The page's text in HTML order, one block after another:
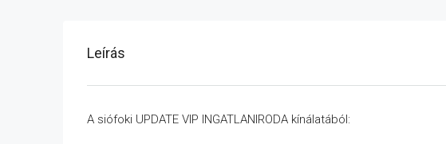
Leírás
A siófoki UPDATE VIP INGATLANIRODA kínálatából: